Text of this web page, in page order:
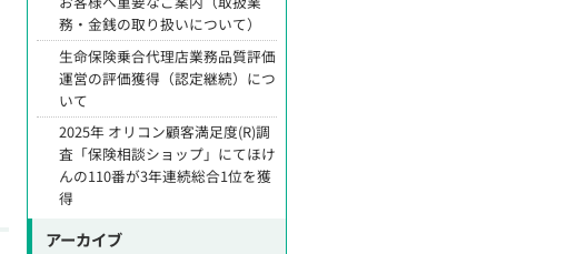
務・金銭の取り扱いについて）
生命保険乗合代理店業務品質評価
運営の評価獲得（認定継続）につ
いて
2025年 オリコン顧客満足度(R)調
査「保険相談ショップ」にてほけ
んの110番が3年連続総合1位を獲
得
アーカイブ